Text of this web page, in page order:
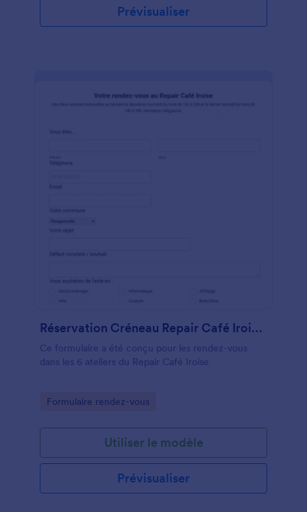
Prévisualiser
Réservation Créneau Repair Café Iroise V3
Ce formulaire a été conçu pour les rendez-vous
dans les 6 ateliers du Repair Café Iroise
Go to Category:
Formulaire rendez-vous
Utiliser le modèle
Prévisualiser